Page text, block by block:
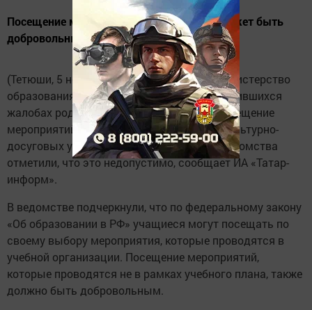
Посещение мероприятий школьниками может быть
добровольным, отметили в министерстве.
(Тетюши, 5 ноября, «Тетюшские зори»). Министерство
образования и науки РТ сообщает об участившихся
жалобах родителей на принудительное посещение
мероприятий, которые проходят на базе культурно-
досуговых учреждений. В пресс-службе ведомства
отметили, что это недопустимо, сообщает ИА «Татар-
информ».
В ведомстве подчеркнули, что по федеральному закону
«Об образовании в РФ» учащиеся могут посещать по
своему выбору мероприятия, которые проводятся в
учебной организации. Посещение мероприятий,
которые проводятся не в рамках учебного плана, также
должно быть добровольным.